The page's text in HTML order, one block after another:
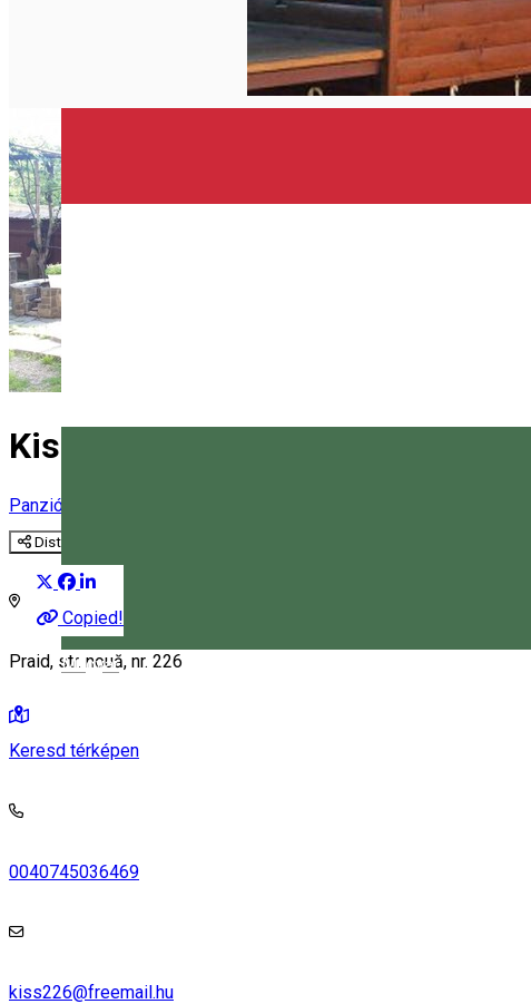
Magyar
Kiss panzió
Panzió
Distribuie
Copied!
Praid, str. nouă, nr. 226
Keresd térképen
0040745036469
kiss226@freemail.hu